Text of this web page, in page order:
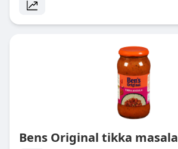
Bens Original tikka masala